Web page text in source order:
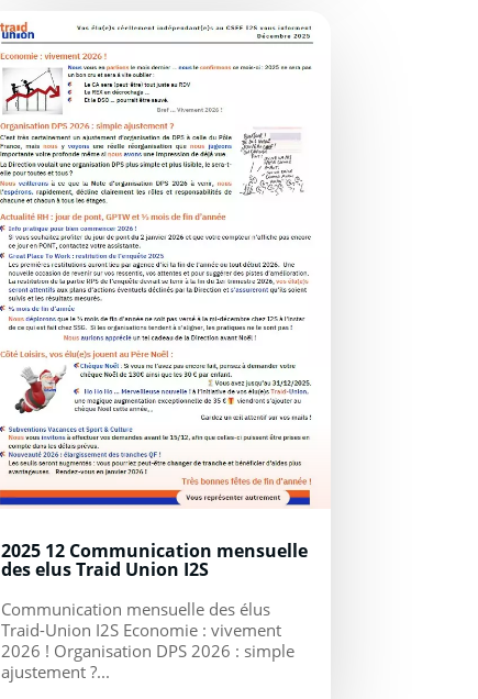
2025 12 Communication mensuelle
des elus Traid Union I2S
Communication mensuelle des élus
Traid-Union I2S Economie : vivement
2026 ! Organisation DPS 2026 : simple
ajustement ?...